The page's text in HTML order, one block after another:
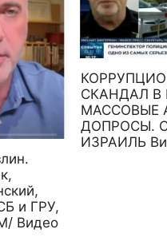
и ГРУ,
Видео
СКАНДАЛ В
МАССОВЫЕ
ДОПРОСЫ.
ИЗРАИЛЬ